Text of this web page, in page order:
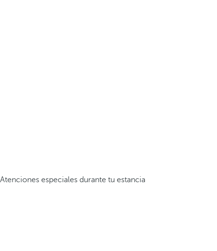
Atenciones especiales durante tu estancia